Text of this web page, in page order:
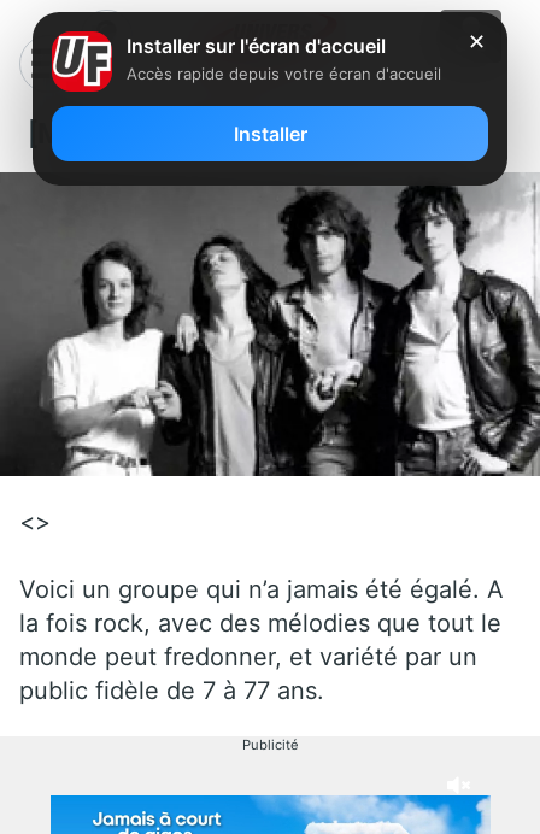
[Musique] Téléphone public
<>
Voici un groupe qui n’a jamais été égalé. A
la fois rock, avec des mélodies que tout le
monde peut fredonner, et variété par un
public fidèle de 7 à 77 ans.
Publicité
✕
Installer sur l'écran d'accueil
Accès rapide depuis votre écran d'accueil
Installer